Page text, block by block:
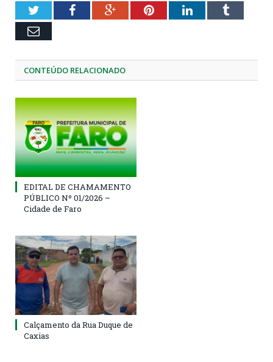
TwitterFacebookGoogle+PinterestLinkedInTumblr
Email
CONTEÚDO RELACIONADO
EDITAL DE CHAMAMENTO
PÚBLICO Nº 01/2026 –
Cidade de Faro
Calçamento da Rua Duque de
Caxias